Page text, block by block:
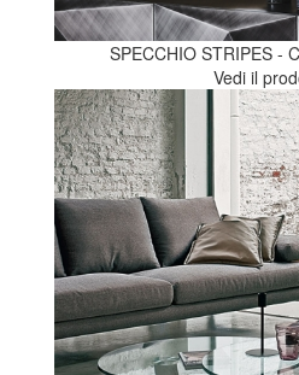
SPECCHIO STRIPES -
Vedi il